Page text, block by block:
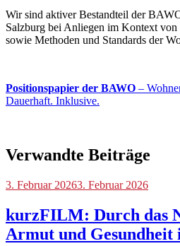
Wir sind aktiver Bestandteil der
Salzburg bei Anliegen im Kontext
sowie Methoden und Standards der
Positionspapier der BAWO –
Dauerhaft. Inklusive.
Verwandte Beiträge
Blog
3. Februar 20263. Februar 2026
kurzFILM: Durch das
Armut und Gesundheit